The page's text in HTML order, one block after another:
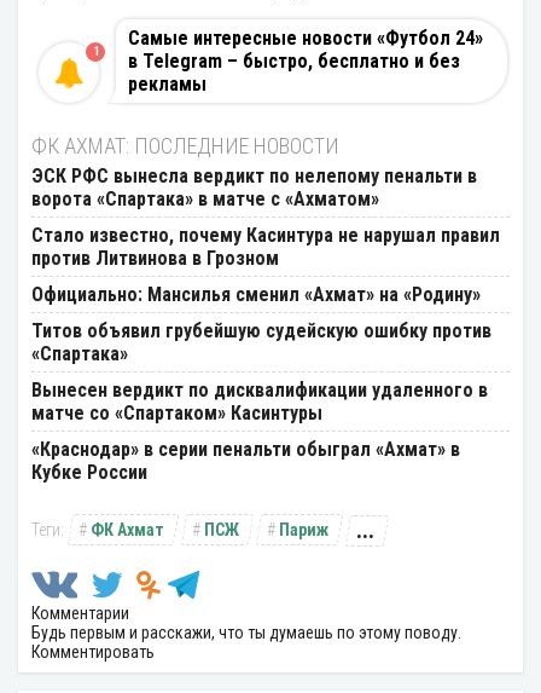
Самые интересные новости «Футбол 24»
в Telegram – быстро, бесплатно и без
рекламы
1
ФК АХМАТ: ПОСЛЕДНИЕ НОВОСТИ
ЭСК РФС вынесла вердикт по нелепому пенальти в
ворота «Спартака» в матче с «Ахматом»
Стало известно, почему Касинтура не нарушал правил
против Литвинова в Грозном
Официально: Мансилья сменил «Ахмат» на «Родину»
Титов объявил грубейшую судейскую ошибку против
«Спартака»
Вынесен вердикт по дисквалификации удаленного в
матче со «Спартаком» Касинтуры
«Краснодар» в серии пенальти обыграл «Ахмат» в
Кубке России
ФК Ахмат ПСЖ Париж ...
Комментарии
Будь первым и расскажи, что ты думаешь по этому поводу.
Комментировать